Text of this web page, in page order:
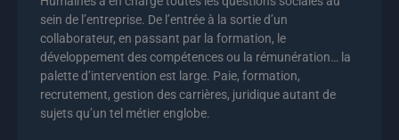
sein de l’entreprise. De l’entrée à la sortie d’un
collaborateur, en passant par la formation, le
développement des compétences ou la rémunération… la
palette d’intervention est large. Paie, formation,
recrutement, gestion des carrières, juridique autant de
sujets qu’un tel métier englobe.